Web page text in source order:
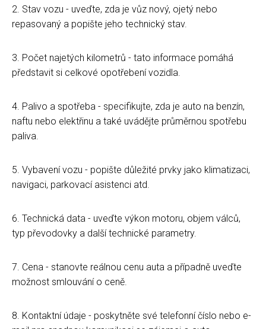
2. Stav vozu - uveďte, zda je vůz nový, ojetý nebo
repasovaný a popište jeho technický stav.
3. Počet najetých kilometrů - tato informace pomáhá
představit si celkové opotřebení vozidla.
4. Palivo a spotřeba - specifikujte, zda je auto na benzín,
naftu nebo elektřinu a také uvádějte průměrnou spotřebu
paliva.
5. Vybavení vozu - popište důležité prvky jako klimatizaci,
navigaci, parkovací asistenci atd.
6. Technická data - uveďte výkon motoru, objem válců,
typ převodovky a další technické parametry.
7. Cena - stanovte reálnou cenu auta a případně uveďte
možnost smlouvání o ceně.
8. Kontaktní údaje - poskytněte své telefonní číslo nebo e-